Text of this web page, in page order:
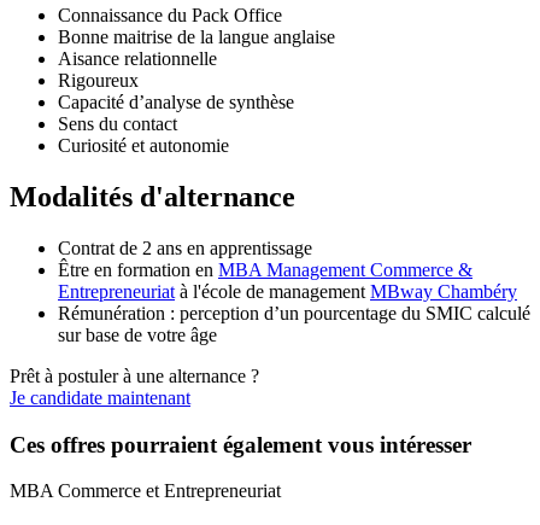
Connaissance du Pack Office
Bonne maitrise de la langue anglaise
Aisance relationnelle
Rigoureux
Capacité d’analyse de synthèse
Sens du contact
Curiosité et autonomie
Modalités d'alternance
Contrat de 2 ans en apprentissage
Être en formation en MBA Management Commerce &
Entrepreneuriat à l'école de management MBway Chambéry
Rémunération : perception d’un pourcentage du SMIC calculé
sur base de votre âge
Prêt à postuler à une alternance ?
Je candidate maintenant
Ces offres pourraient également vous intéresser
MBA Commerce et Entrepreneuriat